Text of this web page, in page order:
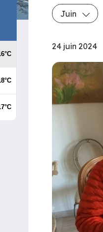
Juin
24 juin 2024